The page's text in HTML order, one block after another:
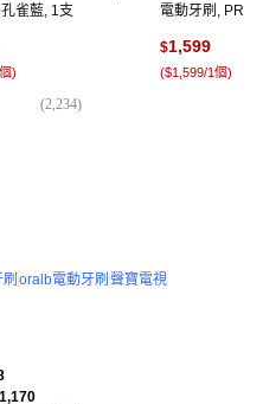
雀藍, 1支
)
(2,234)
電動牙刷,
$1,599
($1,599/1個)
oralb電動牙刷 聲寶電視